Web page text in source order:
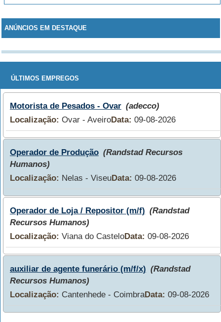
ANÚNCIOS EM DESTAQUE
ÚLTIMOS EMPREGOS
Motorista de Pesados - Ovar (adecco)
Localização: Ovar - AveiroData: 09-08-2026
Operador de Produção (Randstad Recursos
Humanos)
Localização: Nelas - ViseuData: 09-08-2026
Operador de Loja / Repositor (m/f) (Randstad
Recursos Humanos)
Localização: Viana do CasteloData: 09-08-2026
auxiliar de agente funerário (m/f/x) (Randstad
Recursos Humanos)
Localização: Cantenhede - CoimbraData: 09-08-2026